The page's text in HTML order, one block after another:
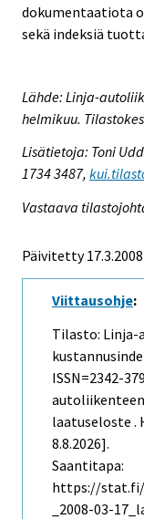
dokumentaatiota
sekä indeksiä
Lähde: Linja-
helmikuu.
Lisätietoja: Toni
1734 3487,
Vastaava
Päivitetty 17.3.2008
Viittausohje:
Tilasto:
ISSN=2342-
laatuseloste .
8.8.2026].
Saantitapa:
https://
_2008-03-